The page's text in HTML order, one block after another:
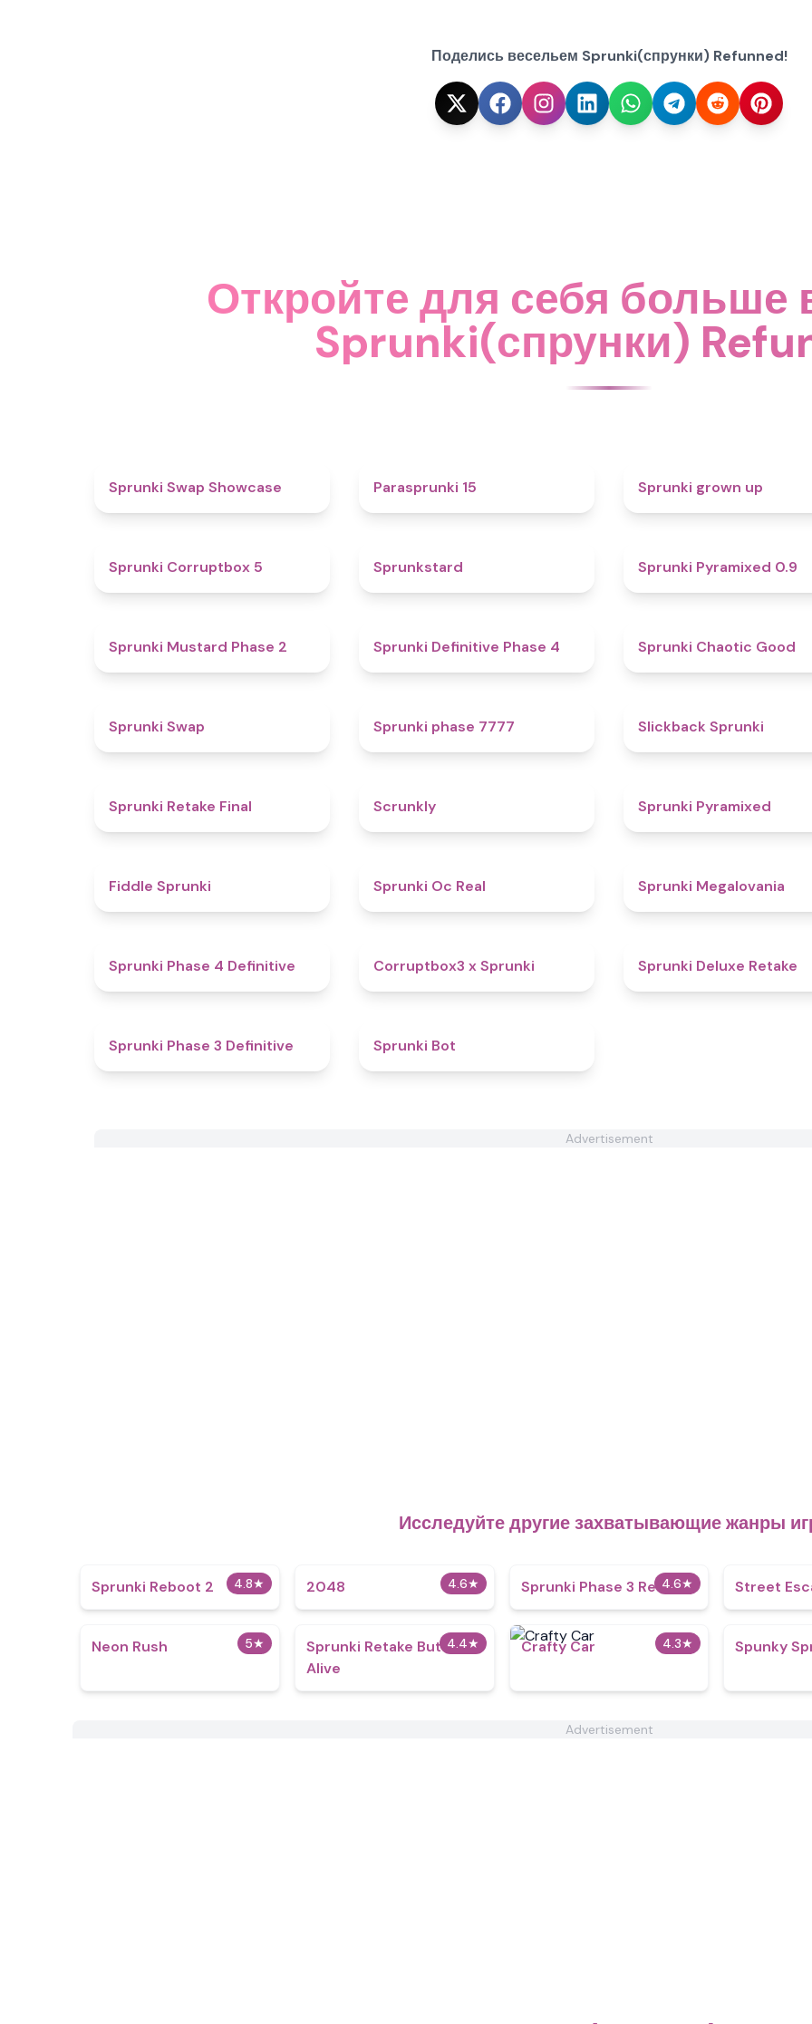
Поделись весельем Sprunki(спрунки) Refunned!
Откройте для себя больше
Sprunki(спрунки)
Sprunki Swap Showcase Parasprunki 15 Sprunki grown up
Sprunki Corruptbox 5 Sprunkstard Sprunki Pyramixed 0.9
Sprunki Mustard Phase 2 Sprunki Definitive Phase 4 Sprunki Chaotic Good
Sprunki Swap Sprunki phase 7777 Slickback Sprunki
Sprunki Retake Final Scrunkly Sprunki Pyramixed
Fiddle Sprunki Sprunki Oc Real Sprunki Megalovania
Sprunki Phase 4 Definitive Corruptbox3 x Sprunki Sprunki Deluxe Retake
Sprunki Phase 3 Definitive Sprunki Bot
Advertisement
Исследуйте другие захватывающие жанры
4.8★
Sprunki Reboot 2 4.6★
2048 4.6★
Sprunki Phase 3 ReSkin Street
5★
Neon Rush 4.4★
Sprunki Retake But All
Alive
4.3★
Crafty Car Spunky
Advertisement